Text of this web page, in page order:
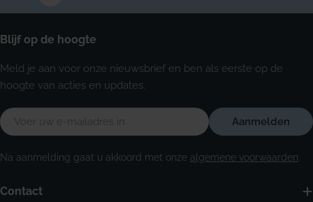
Contact
Blijf op de hoogte
Meld je aan voor onze nieuwsbrief en ben als eerste op de
hoogte van acties en updates.
E-
mail
Aanmelden
Na aanmelding gaat u akkoord met onze algemene voorwaarden